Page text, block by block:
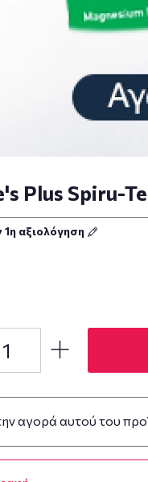
Plus Spiru-
1η αξιολόγηση
αγορά αυτού του